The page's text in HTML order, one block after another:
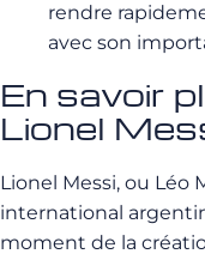
rendre
avec son
En savoir
Lionel
Lionel Messi, ou Léo
international
moment de la